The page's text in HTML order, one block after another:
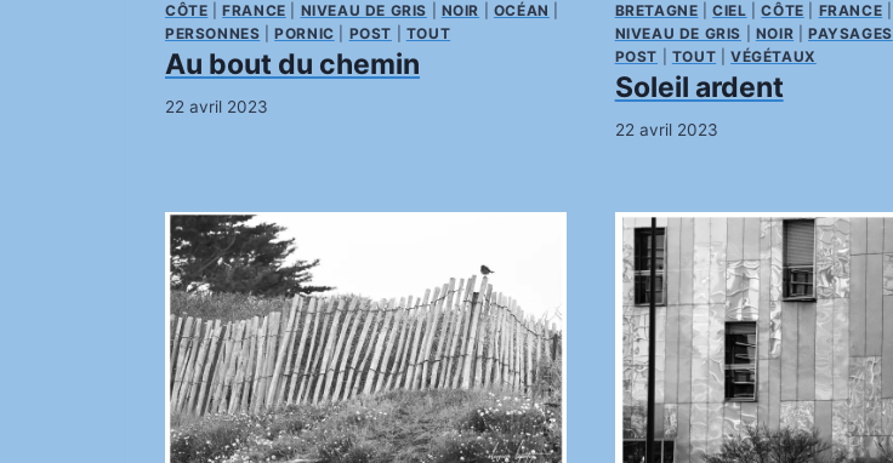
CÔTE |FRANCE NIVEAU DE GRIS NOIR OCÉAN
PERSONNES |PORNIC POST TOUT
Au bout du chemin
22 avril 2023
BRETAGNE |CIEL |CÔTE FRANCE
NIVEAU DE GRIS
NOIR PAYSAGES
POST
TOUT |VÉGÉTAUX
Soleil ardent
22 avril 2023